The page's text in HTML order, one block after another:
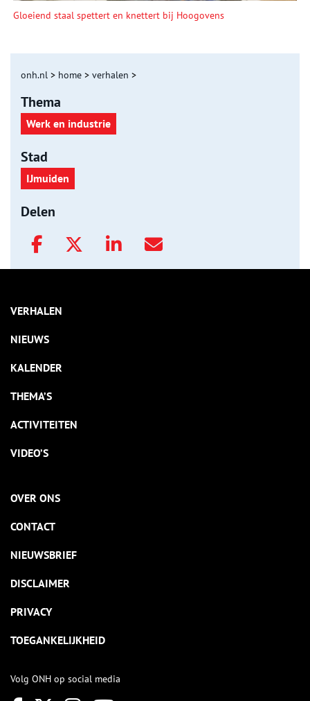
Gloeiend staal spettert en knettert bij Hoogovens
onh.nl > home > verhalen >
Thema
Werk en industrie
Stad
IJmuiden
Delen
VERHALEN
NIEUWS
KALENDER
THEMA’S
ACTIVITEITEN
VIDEO’S
OVER ONS
CONTACT
NIEUWSBRIEF
DISCLAIMER
PRIVACY
TOEGANKELIJKHEID
Volg ONH op social media